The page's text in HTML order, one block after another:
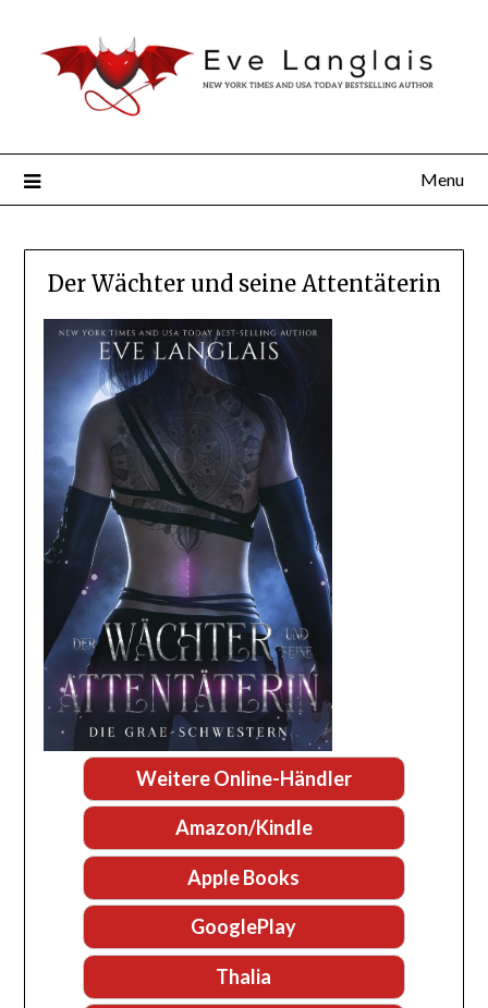
Menu
Der Wächter und seine Attentäterin
Weitere Online-Händler
Amazon/Kindle
Apple Books
GooglePlay
Thalia